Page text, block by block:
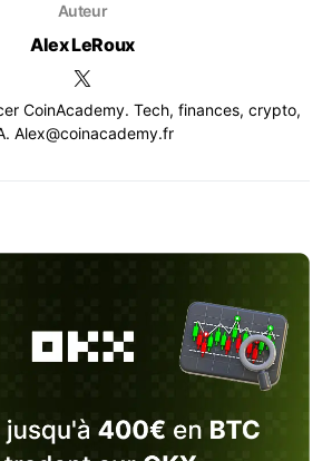
Auteur
Alex LeRoux
CoinAcademy. Tech, finances, crypto,
Alex@coinacademy.fr